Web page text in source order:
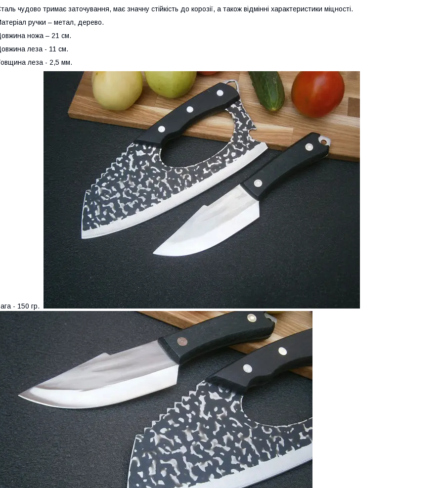
чудово тримає заточування, має значну стійкість до корозії, а також відмінні характеристики міцності.
ручки – метал, дерево.
ножа – 21 см.
леза - 11 см.
леза - 2,5 мм.
- 150 гр.